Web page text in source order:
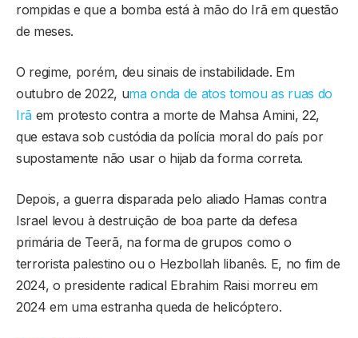
rompidas e que a bomba está à mão do Irã em questão
de meses.
O regime, porém, deu sinais de instabilidade. Em
outubro de 2022, uma onda de atos tomou as ruas do
Irã em protesto contra a morte de Mahsa Amini, 22,
que estava sob custódia da polícia moral do país por
supostamente não usar o hijab da forma correta.
Depois, a guerra disparada pelo aliado Hamas contra
Israel levou à destruição de boa parte da defesa
primária de Teerã, na forma de grupos como o
terrorista palestino ou o Hezbollah libanês. E, no fim de
2024, o presidente radical Ebrahim Raisi morreu em
2024 em uma estranha queda de helicóptero.